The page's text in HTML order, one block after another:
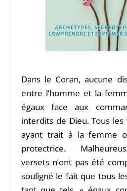
Dans le Coran, aucune
entre l’homme et la
égaux face aux
interdits de Dieu. Tous
ayant trait à la femme
protectrice.
versets n’ont pas été
souligné le fait que tous